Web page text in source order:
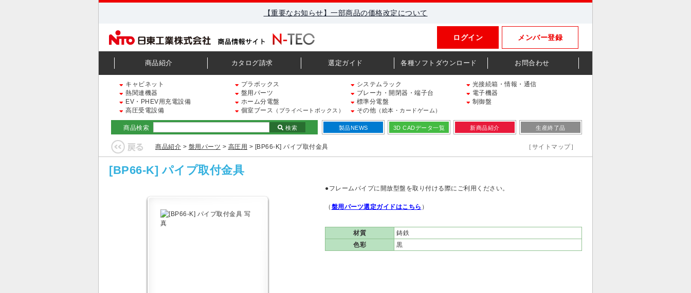
【重要なお知らせ】一部商品の価格改定について
メンバー登録
ログイン
商品紹介 カタログ請求 選定ガイド 各種ソフトダウンロード お問合わせ
キャビネット プラボックス システムラック
光接続箱・情報・通信
熱関連機器
盤用パーツ ブレーカ・開閉器・端子台
電子機器
EV・PHEV用充電設備
ホーム分電盤 標準分電盤
制御盤
高圧受電設備
個室ブース （プライベートボックス） その他 （絵本・カードゲーム）
商品検索 検索 製品NEWS 3D CADデータ一覧 新商品紹介 生産終了品
商品紹介 > 盤用パーツ > 高圧用 > [BP66-K] パイプ取付金具 ［サイトマップ］
[BP66-K] パイプ取付金具
●フレームパイプに開放型盤を取り付ける際にご利用ください。
（ 盤用パーツ選定ガイドはこちら ）
材質
鋳鉄
色彩
黒